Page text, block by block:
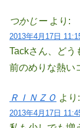
つかじー より:
2013年4月17日
Tackさん、どう
前のめりな熱い
ＲＩＮＺＯ より:
2013年4月17日